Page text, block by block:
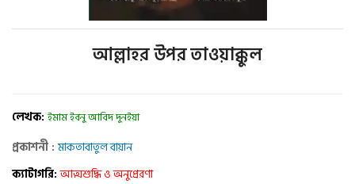
আল্লাহর উপর তাওয়াক্কুল
লেখক: ইমাম ইবনু আবিদ দুনইয়া
প্রকাশনী :মাকতাবাতুল বায়ান
ক্যাটাগরি:আত্মশুদ্ধি ও অনুপ্রেরণা